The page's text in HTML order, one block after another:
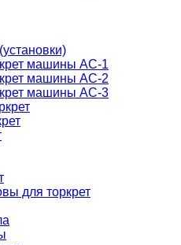
машины АС-1
машины АС-2
машины АС-3
для торкрет